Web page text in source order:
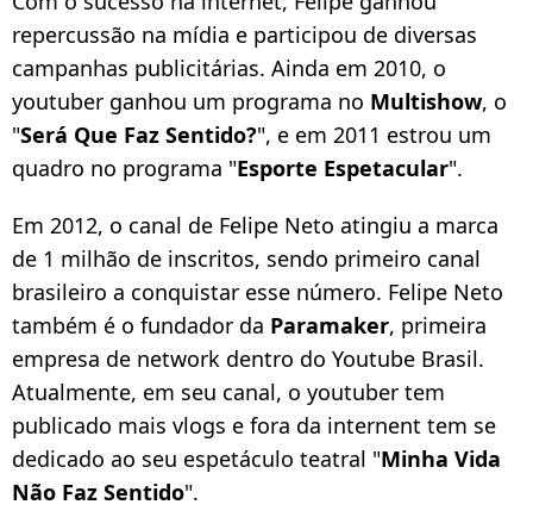
repercussão na mídia e participou de diversas
campanhas publicitárias. Ainda em 2010, o
youtuber ganhou um programa no Multishow, o
"Será Que Faz Sentido?", e em 2011 estrou um
quadro no programa "Esporte Espetacular".
Em 2012, o canal de Felipe Neto atingiu a marca
de 1 milhão de inscritos, sendo primeiro canal
brasileiro a conquistar esse número. Felipe Neto
também é o fundador da Paramaker, primeira
empresa de network dentro do Youtube Brasil.
Atualmente, em seu canal, o youtuber tem
publicado mais vlogs e fora da internent tem se
dedicado ao seu espetáculo teatral "Minha Vida
Não Faz Sentido".